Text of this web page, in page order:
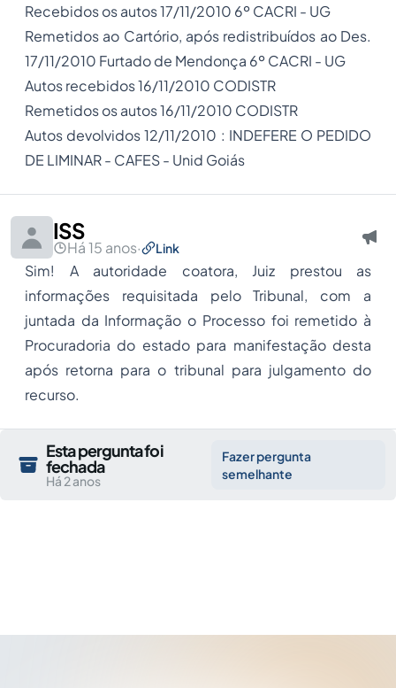
Recebidos os autos 17/11/2010 6º CACRI - UG
Remetidos ao Cartório, após redistribuídos ao Des.
17/11/2010 Furtado de Mendonça 6º CACRI - UG
Autos recebidos 16/11/2010 CODISTR
Remetidos os autos 16/11/2010 CODISTR
Autos devolvidos 12/11/2010 : INDEFERE O PEDIDO
DE LIMINAR - CAFES - Unid Goiás
ISS
Há 15 anos· Link
Sim! A autoridade coatora, Juiz prestou as
informações requisitada pelo Tribunal, com a
juntada da Informação o Processo foi remetido à
Procuradoria do estado para manifestação desta
após retorna para o tribunal para julgamento do
recurso.
Esta pergunta foi
fechada
Há 2 anos
Fazer pergunta
semelhante